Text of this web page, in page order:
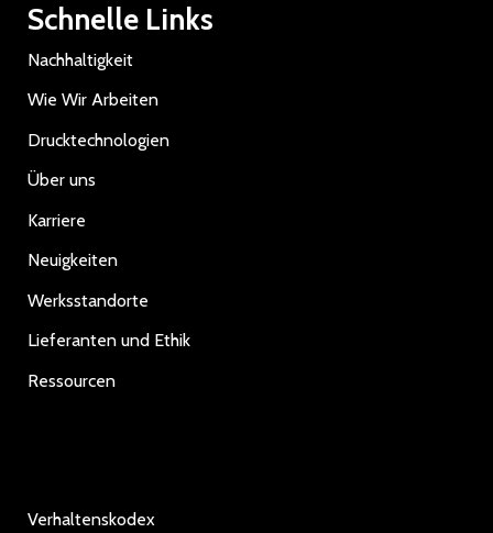
Schnelle Links
Nachhaltigkeit
Wie Wir Arbeiten
Drucktechnologien
Über uns
Karriere
Neuigkeiten
Werksstandorte
Lieferanten und Ethik
Ressourcen
Verhaltenskodex